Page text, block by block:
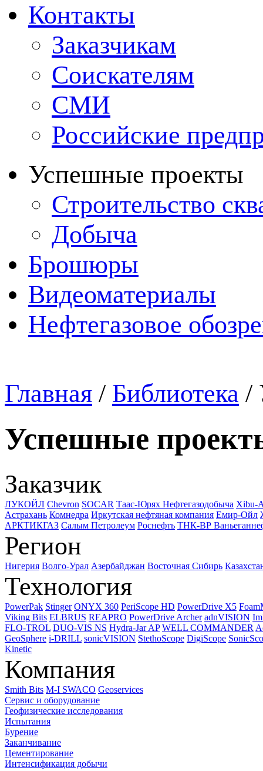
Контакты
Заказчикам
Соискателям
СМИ
Российские
Успешные проекты
Строительство
Добыча
Брошюры
Видеоматериалы
Нефтегазовое
Главная / Библиотека /
Успешные
Заказчик
ЛУКОЙЛ Chevron SOCAR Таас-Юрях Нефтегазодобыча Xibu-
Астрахань Комнедра Иркутская нефтяная компания Емир-Ойл
АРКТИКГАЗ Салым Петролеум Роснефть ТНК-ВР
Регион
Нигерия Волго-Урал Азербайджан Восточная Сибирь
Технология
PowerPak Stinger ONYX 360 PeriScope HD PowerDrive X5
Viking Bits ELBRUS REAPRO PowerDrive Archer adnVISION
FLO-TROL DUO-VIS NS Hydra-Jar AP WELL COMMANDER
GeoSphere i-DRILL sonicVISION StethoScope DigiScope
Kinetic
Компания
Smith Bits M-I SWACO Geoservices
Сервис и оборудование
Геофизические исследования
Испытания
Бурение
Заканчивание
Цементирование
Интенсификация добычи